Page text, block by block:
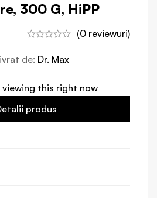
300 G, HiPP
(0 reviewuri)
de: Dr. Max
viewing this right now
produs